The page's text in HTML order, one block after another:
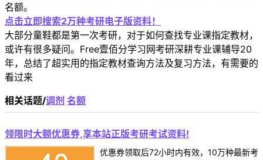
名额。
点击立即搜索2万种考研电子版资料！
大部分童鞋都是第一次考研，对于如何查找专业课指定教材，
或许有很多疑问。Free壹佰分学习网考研深耕专业课辅导20
年，总结了超实用的指定教材查询方法及复习方法，有需要的
看过来
相关话题/调剂 名额
领限时大额优惠券,享本站正版考研考试资料!
优惠券领取后72小时内有效，10万种最新考